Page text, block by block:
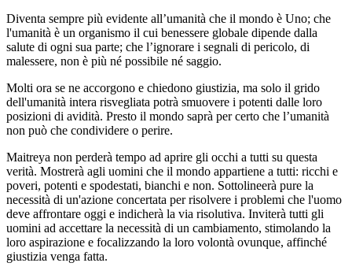
Diventa sempre più evidente all’umanità che il mondo è Uno; che
l'umanità è un organismo il cui benessere globale dipende dalla
salute di ogni sua parte; che l’ignorare i segnali di pericolo, di
malessere, non è più né possibile né saggio.
Molti ora se ne accorgono e chiedono giustizia, ma solo il grido
dell'umanità intera risvegliata potrà smuovere i potenti dalle loro
posizioni di avidità. Presto il mondo saprà per certo che l’umanità
non può che condividere o perire.
Maitreya non perderà tempo ad aprire gli occhi a tutti su questa
verità. Mostrerà agli uomini che il mondo appartiene a tutti: ricchi e
poveri, potenti e spodestati, bianchi e non. Sottolineerà pure la
necessità di un'azione concertata per risolvere i problemi che l'uomo
deve affrontare oggi e indicherà la via risolutiva. Inviterà tutti gli
uomini ad accettare la necessità di un cambiamento, stimolando la
loro aspirazione e focalizzando la loro volontà ovunque, affinché
giustizia venga fatta.